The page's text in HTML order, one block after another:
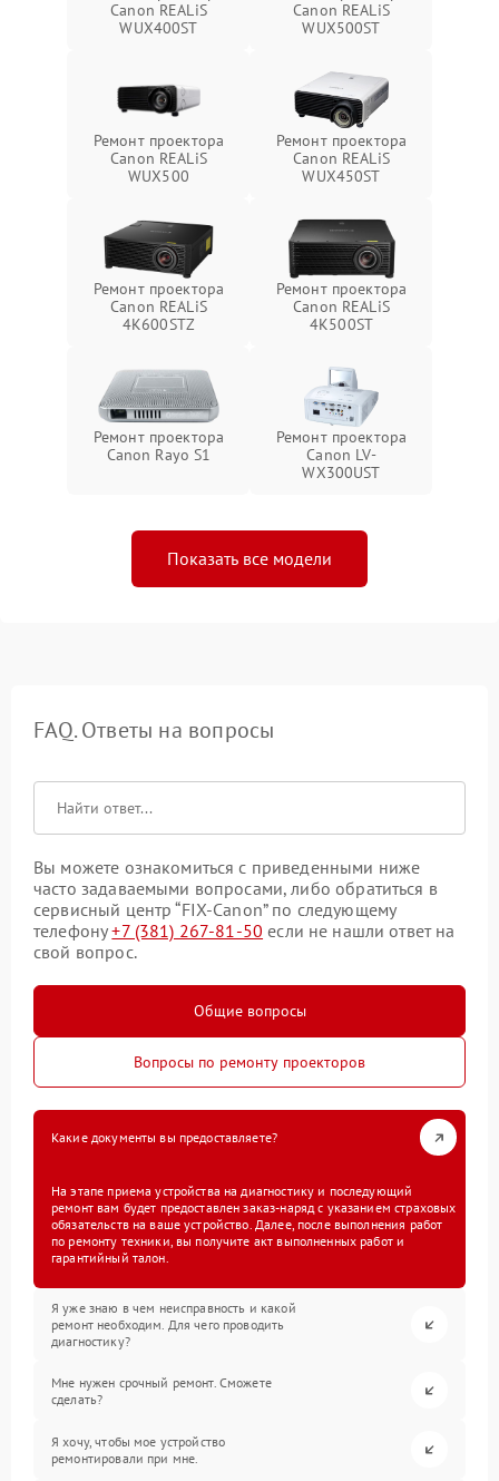
Canon REALiS
WUX400ST
Canon REALiS
WUX500ST
Ремонт проектора
Canon REALiS
WUX500
Ремонт проектора
Canon REALiS
WUX450ST
Ремонт проектора
Canon REALiS
4K600STZ
Ремонт проектора
Canon REALiS
4K500ST
Ремонт проектора
Canon Rayo S1
Ремонт проектора
Canon LV-
WX300UST
Показать все модели
FAQ. Ответы на вопросы
Вы можете ознакомиться с приведенными ниже
часто задаваемыми вопросами, либо обратиться в
сервисный центр “FIX-Canon” по следующему
телефону+7 (381) 267-81-50 если не нашли ответ на
свой вопрос.
Общие вопросы
Вопросы по ремонту проекторов
Какие документы вы предоставляете?
На этапе приема устройства на диагностику и последующий
ремонт вам будет предоставлен заказ-наряд с указанием страховых
обязательств на ваше устройство. Далее, после выполнения работ
по ремонту техники, вы получите акт выполненных работ и
гарантийный талон.
Я уже знаю в чем неисправность и какой
ремонт необходим. Для чего проводить
диагностику?
Мне нужен срочный ремонт. Сможете
сделать?
Я хочу, чтобы мое устройство
ремонтировали при мне.